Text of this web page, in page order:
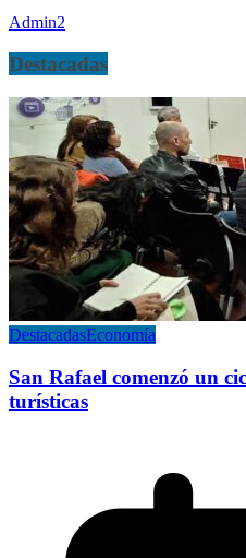
Admin2
Destacadas
DestacadasEconomía
San Rafael comenzó un
turísticas